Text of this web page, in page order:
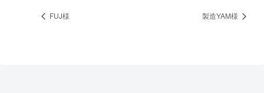
FUJ様 製造YAM様